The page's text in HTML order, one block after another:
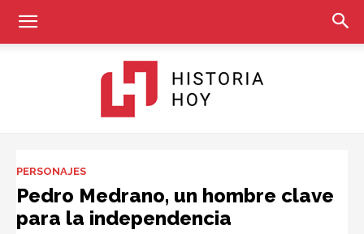
Hoy
PERSONAJES
Pedro Medrano, un hombre clave
para la independencia